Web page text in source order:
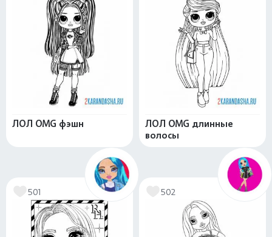
ЛОЛ OMG фэшн
ЛОЛ OMG длинные
волосы
501 502